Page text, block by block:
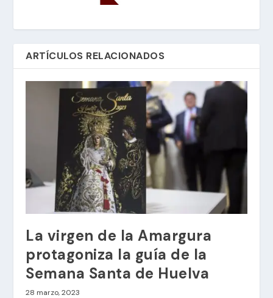
ARTÍCULOS RELACIONADOS
La virgen de la Amargura
protagoniza la guía de la
Semana Santa de Huelva
28 marzo, 2023